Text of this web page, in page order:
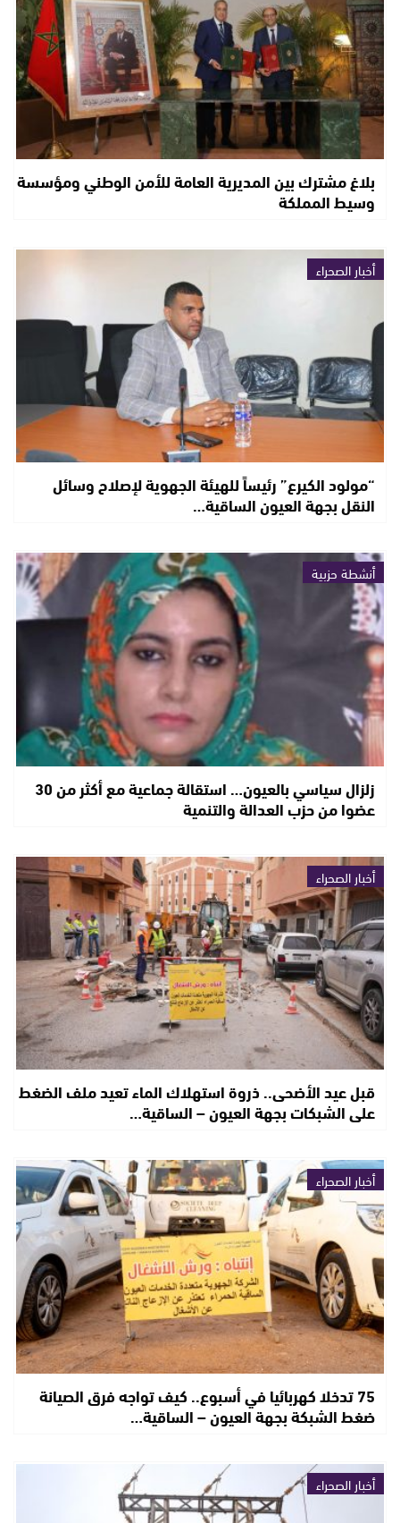
بلاغ مشترك بين المديرية العامة للأمن الوطني ومؤسسة
وسيط المملكة
أخبار الصحراء
“مولود الكيرع” رئيساً للهيئة الجهوية لإصلاح وسائل
النقل بجهة العيون الساقية…
أنشطة حزبية
زلزال سياسي بالعيون… استقالة جماعية مع أكثر من 30
عضوا من حزب العدالة والتنمية
أخبار الصحراء
قبل عيد الأضحى.. ذروة استهلاك الماء تعيد ملف الضغط
على الشبكات بجهة العيون – الساقية…
أخبار الصحراء
75 تدخلا كهربائيا في أسبوع.. كيف تواجه فرق الصيانة
ضغط الشبكة بجهة العيون – الساقية…
أخبار الصحراء